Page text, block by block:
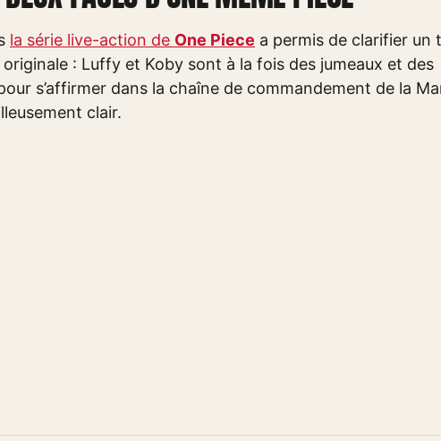
la série live-action de One Piece a permis de clarifier un
: Luffy et Koby sont à la fois des jumeaux et des
s’affirmer dans la chaîne de commandement de la
clair.